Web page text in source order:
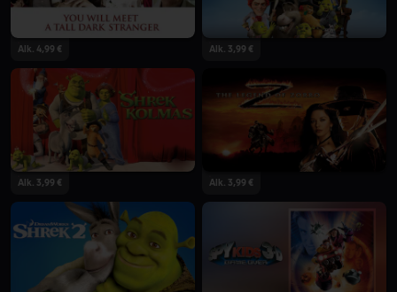
Alk. 4,99 € Alk. 3,99 €
Alk. 3,99 € Alk. 3,99 €